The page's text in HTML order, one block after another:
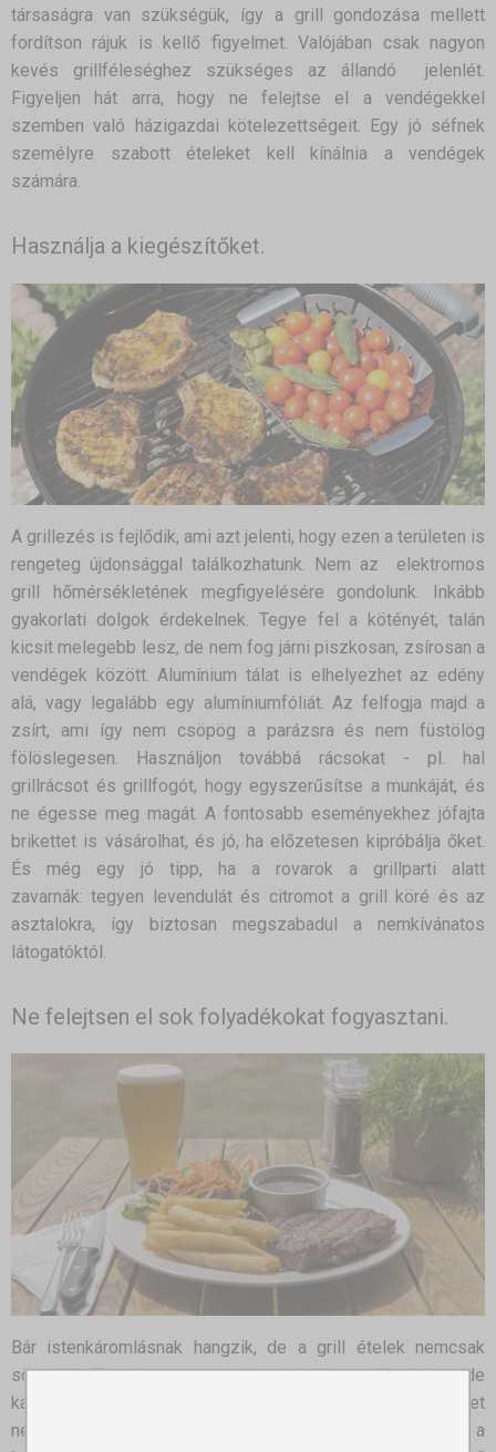
társaságra van szükségük, így a grill gondozása mellett
fordítson rájuk is kellő figyelmet. Valójában csak nagyon
kevés grillféleséghez szükséges az állandó jelenlét.
Figyeljen hát arra, hogy ne felejtse el a vendégekkel
szemben való házigazdai kötelezettségeit. Egy jó séfnek
személyre szabott ételeket kell kínálnia a vendégek
számára.
Használja a kiegészítőket.
A grillezés is fejlődik, ami azt jelenti, hogy ezen a területen is
rengeteg újdonsággal találkozhatunk. Nem az elektromos
grill hőmérsékletének megfigyelésére gondolunk. Inkább
gyakorlati dolgok érdekelnek. Tegye fel a kötényét, talán
kicsit melegebb lesz, de nem fog járni piszkosan, zsírosan a
vendégek között. Alumínium tálat is elhelyezhet az edény
alá, vagy legalább egy alumíniumfóliát. Az felfogja majd a
zsírt, ami így nem csöpög a parázsra és nem füstölög
fölöslegesen. Használjon továbbá rácsokat - pl. hal
grillrácsot és grillfogót, hogy egyszerűsítse a munkáját, és
ne égesse meg magát. A fontosabb eseményekhez jófajta
brikettet is vásárolhat, és jó, ha előzetesen kipróbálja őket.
És még egy jó tipp, ha a rovarok a grillparti alatt
zavarnák: tegyen levendulát és citromot a grill köré és az
asztalokra, így biztosan megszabadul a nemkívánatos
látogatóktól.
Ne felejtsen el sok folyadékokat fogyasztani.
Bár istenkáromlásnak hangzik, de a grill ételek nemcsak
sörrel jók. Természetesen a sör az ideális a grillezéshez, de
kár lenne, ha csak a sörre fókuszálna. A nyári hőmérséklet
nem ideális sok alkohol fogyasztására, de ne hagyja ki a